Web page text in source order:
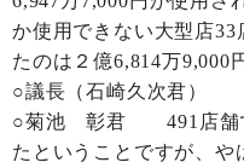
か使用できない大型店
たのは２億6,814万9,000
○議長（石崎久次君）
○菊池 彰君 491店舗で
たということですが、や